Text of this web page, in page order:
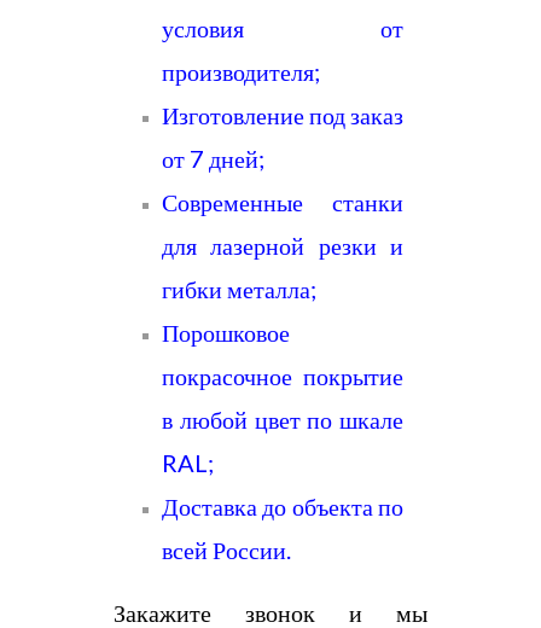
условия от
производителя;
Изготовление под заказ
от 7 дней;
Современные станки
для лазерной резки и
гибки металла;
Порошковое
покрасочное покрытие
в любой цвет по шкале
RAL;
Доставка до объекта по
всей России.
Закажите звонок и мы